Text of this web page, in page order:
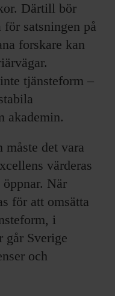
Därtill bör
satsningen på
forskare kan
tjänsteform –
akademin.
det vara
värderas
När
för att omsätta
i
går Sverige
och